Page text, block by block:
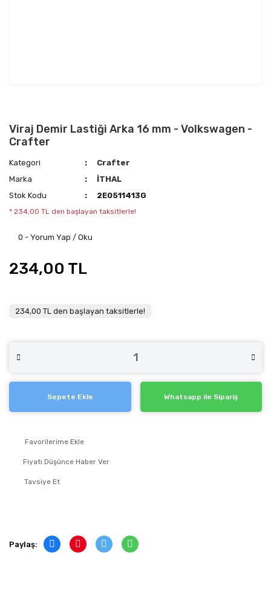
Viraj Demir Lastiği Arka 16 mm - Volkswagen -
Crafter
Kategori
Crafter
Marka
İTHAL
Stok Kodu
2E0511413G
* 234,00 TL den başlayan taksitlerle!
0 - Yorum Yap / Oku
234,00 TL
234,00 TL den başlayan taksitlerle!
Sepete Ekle Whatsapp ile Sipariş
Fiyatı Düşünce Haber Ver
Tavsiye Et
Paylaş: